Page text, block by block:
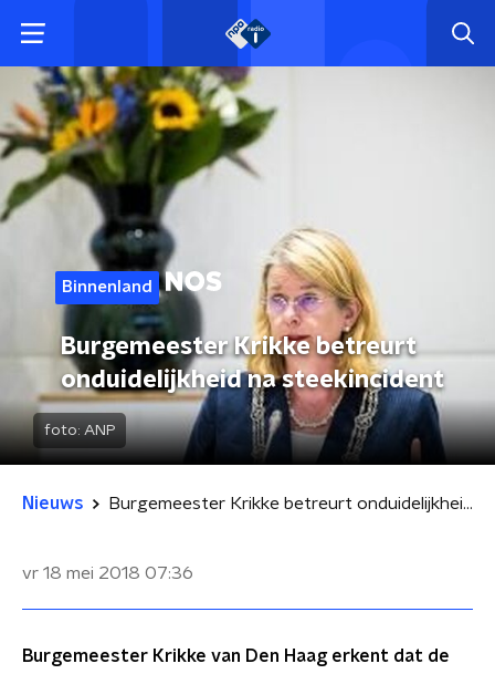
Binnenland
Burgemeester Krikke betreurt
onduidelijkheid na steekincident
foto: ANP
Nieuws Burgemeester Krikke betreurt onduidelijkheid na steekincident
vr 18 mei 2018 07:36
Burgemeester Krikke van Den Haag erkent dat de